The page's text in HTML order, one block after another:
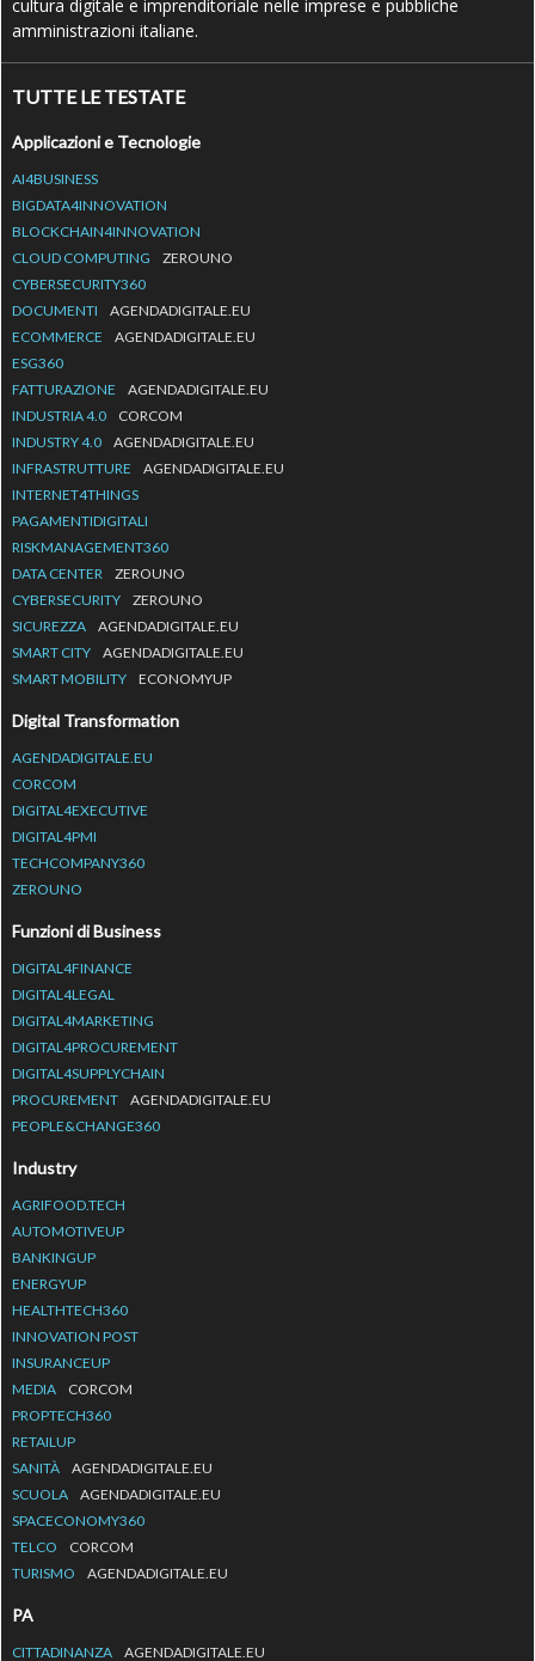
cultura digitale e imprenditoriale nelle imprese e pubbliche
amministrazioni italiane.
TUTTE LE TESTATE
Applicazioni e Tecnologie
AI4BUSINESS
BIGDATA4INNOVATION
BLOCKCHAIN4INNOVATION
CLOUD COMPUTING
ZEROUNO
CYBERSECURITY360
DOCUMENTI
AGENDADIGITALE.EU
ECOMMERCE
AGENDADIGITALE.EU
ESG360
FATTURAZIONE
AGENDADIGITALE.EU
INDUSTRIA 4.0
CORCOM
INDUSTRY 4.0
AGENDADIGITALE.EU
INFRASTRUTTURE
AGENDADIGITALE.EU
INTERNET4THINGS
PAGAMENTIDIGITALI
RISKMANAGEMENT360
DATA CENTER
ZEROUNO
CYBERSECURITY
ZEROUNO
SICUREZZA
AGENDADIGITALE.EU
SMART CITY
AGENDADIGITALE.EU
SMART MOBILITY
ECONOMYUP
Digital Transformation
AGENDADIGITALE.EU
CORCOM
DIGITAL4EXECUTIVE
DIGITAL4PMI
TECHCOMPANY360
ZEROUNO
Funzioni di Business
DIGITAL4FINANCE
DIGITAL4LEGAL
DIGITAL4MARKETING
DIGITAL4PROCUREMENT
DIGITAL4SUPPLYCHAIN
PROCUREMENT
AGENDADIGITALE.EU
PEOPLE&CHANGE360
Industry
AGRIFOOD.TECH
AUTOMOTIVEUP
BANKINGUP
ENERGYUP
HEALTHTECH360
INNOVATION POST
INSURANCEUP
MEDIA
CORCOM
PROPTECH360
RETAILUP
SANITÀ
AGENDADIGITALE.EU
SCUOLA
AGENDADIGITALE.EU
SPACECONOMY360
TELCO
CORCOM
TURISMO
AGENDADIGITALE.EU
PA
CITTADINANZA AGENDADIGITALE.EU